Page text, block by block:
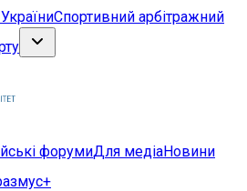
Спортивний арбітражний
форумиДля медіаНовини